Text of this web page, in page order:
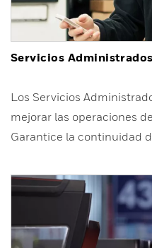
Servicios Administrados
Los Servicios
mejorar las operaciones
Garantice la continuidad